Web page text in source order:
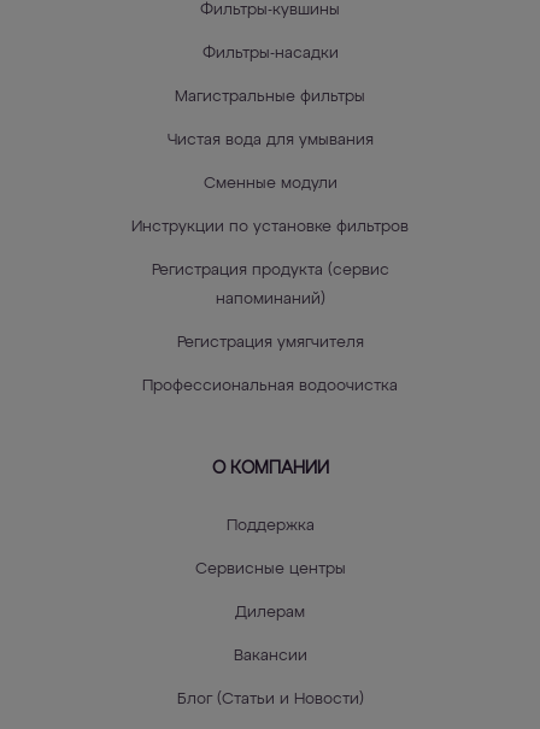
Фильтры-кувшины
Фильтры-насадки
Магистральные фильтры
Чистая вода для умывания
Сменные модули
Инструкции по установке фильтров
Регистрация продукта (сервис
напоминаний)
Регистрация умягчителя
Профессиональная водоочистка
О КОМПАНИИ
Поддержка
Сервисные центры
Дилерам
Вакансии
Блог (Статьи и Новости)